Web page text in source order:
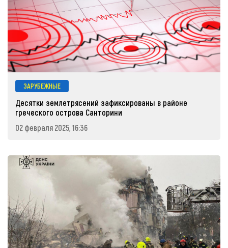
ЗАРУБЕЖНЫЕ
Десятки землетрясений зафиксированы в районе
греческого острова Санторини
02 февраля 2025, 16:36